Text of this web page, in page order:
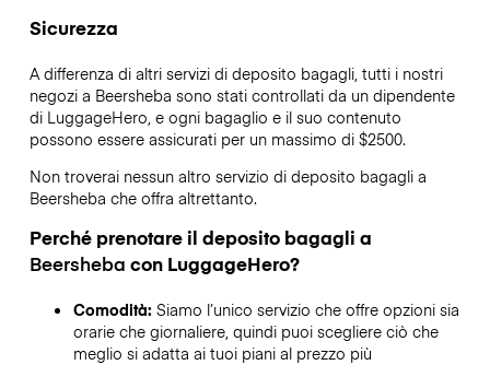
Sicurezza
A differenza di altri servizi di deposito bagagli, tutti i nostri
negozi a Beersheba sono stati controllati da un dipendente
di LuggageHero, e ogni bagaglio e il suo contenuto
possono essere assicurati per un massimo di $2500.
Non troverai nessun altro servizio di deposito bagagli a
Beersheba che offra altrettanto.
Perché prenotare il deposito bagagli a
Beersheba con LuggageHero?
Comodità: Siamo l’unico servizio che offre opzioni sia
orarie che giornaliere, quindi puoi scegliere ciò che
meglio si adatta ai tuoi piani al prezzo più